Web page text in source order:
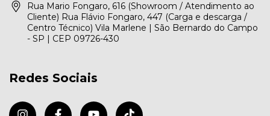
Rua Mario Fongaro, 616 (Showroom / Atendimento ao
Cliente) Rua Flávio Fongaro, 447 (Carga e descarga /
Centro Técnico) Vila Marlene | São Bernardo do Campo
- SP | CEP 09726-430
Redes Sociais